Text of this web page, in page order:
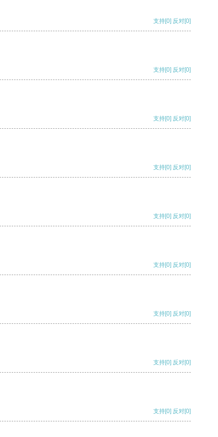
支持[0] 反对[0]
支持[0] 反对[0]
支持[0] 反对[0]
支持[0] 反对[0]
支持[0] 反对[0]
支持[0] 反对[0]
支持[0] 反对[0]
支持[0] 反对[0]
支持[0] 反对[0]